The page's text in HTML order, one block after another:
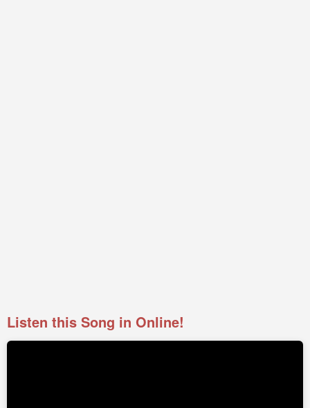
Listen this Song in Online!